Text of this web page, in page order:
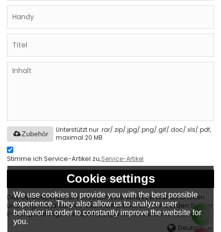
Unterstützt nur .rar/.zip/.jpg/.png/.gif/.doc/.xls/.pdf,
maximal 20 MB
Zubehör
Stimme ich Service-Artikel zu,Service-Artikel
Senden
Das Servicepersonal von Eationwear wird Ihre Wünsche lesen
und umgehend auf Ihre Nachricht antworten. Wir werden Sie per
E-Mail @eationgarment, WhatsApp oder Telefon kontaktieren.
Deutsch
Cookie settings
We use cookies to provide you with the best possible
experience. They also allow us to analyze user
behavior in order to constantly improve the website for
you.